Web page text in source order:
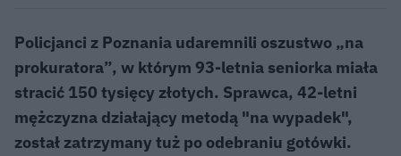
Policjanci z Poznania udaremnili oszustwo „na
prokuratora”, w którym 93-letnia seniorka miała
stracić 150 tysięcy złotych. Sprawca, 42-letni
mężczyzna działający metodą "na wypadek",
został zatrzymany tuż po odebraniu gotówki.